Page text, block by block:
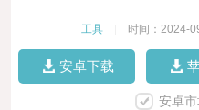
工具 时间：2024-
安卓下载
安卓